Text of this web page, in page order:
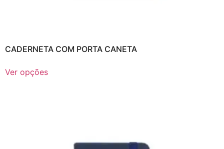
CADERNETA COM PORTA CANETA
Ver opções